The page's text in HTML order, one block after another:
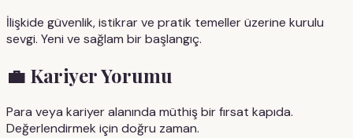
İlişkide güvenlik, istikrar ve pratik temeller üzerine kurulu
sevgi. Yeni ve sağlam bir başlangıç.
💼 Kariyer Yorumu
Para veya kariyer alanında müthiş bir fırsat kapıda.
Değerlendirmek için doğru zaman.